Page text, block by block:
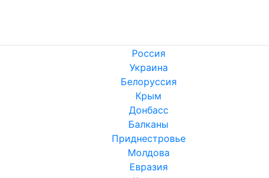
Россия
Украина
Белоруссия
Крым
Донбасс
Балканы
Приднестровье
Молдова
Евразия